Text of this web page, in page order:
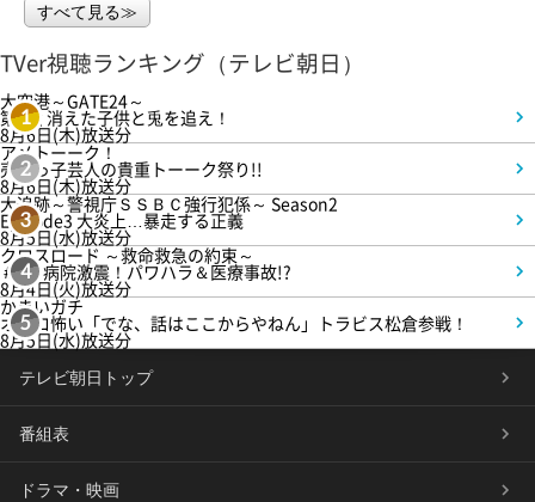
すべて見る≫
TVer視聴ランキング（テレビ朝日）
1
大空港～GATE24～
第3話 消えた子供と兎を追え！
8月6日(木)放送分
2
アメトーーク！
売れっ子芸人の貴重トーーク祭り!!
8月6日(木)放送分
3
大追跡～警視庁ＳＳＢＣ強行犯係～ Season2
Episode3 大炎上…暴走する正義
8月5日(水)放送分
4
クロスロード ～救命救急の約束～
＃5 病院激震！パワハラ＆医療事故!?
8月4日(火)放送分
5
かまいガチ
オモロ怖い「でな、話はここからやねん」トラビス松倉参戦！
8月5日(水)放送分
テレビ朝日トップ
番組表
ドラマ・映画